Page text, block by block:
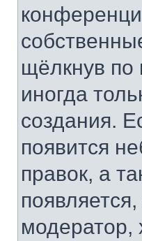
щёлкнув по
иногда
создания.
появится
правок, а
модератор,